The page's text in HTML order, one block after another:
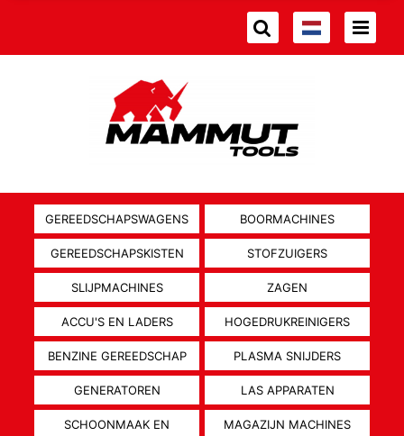
GEREEDSCHAPSWAGENS BOORMACHINES
GEREEDSCHAPSKISTEN STOFZUIGERS
SLIJPMACHINES ZAGEN
ACCU'S EN LADERS HOGEDRUKREINIGERS
BENZINE GEREEDSCHAP PLASMA SNIJDERS
GENERATOREN LAS APPARATEN
SCHOONMAAK EN
MAGAZIJN MACHINES